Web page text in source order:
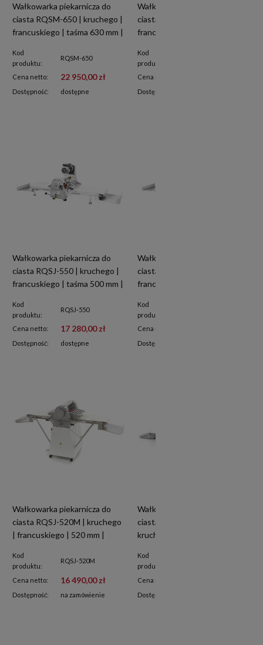
Wałkowarka piekarnicza do
ciasta RQSM-650 | kruchego |
francuskiego | taśma 630 mm |
Kod
produktu:
RQSM-650
Cena netto: 22 950,00 zł
Dostępność: dostępne
Wałkowarka piekarnicza do
ciasta RQSM-550 | kruchego |
francuskiego | taśma 500 mm |
Kod
produktu:
Cena netto:
Dostępność:
Wałkowarka piekarnicza do
ciasta RQSJ-550 | kruchego |
francuskiego | taśma 500 mm |
Kod
produktu:
RQSJ-550
Cena netto: 17 280,00 zł
Dostępność: dostępne
Wałkowarka piekarnicza do
ciasta RQSJ-400 | kruchego |
francuskiego | taśma 400 mm |
Kod
produktu:
Cena netto:
Dostępność:
Wałkowarka piekarnicza do
ciasta RQSJ-520M | kruchego
| francuskiego | 520 mm |
Kod
produktu:
RQSJ-520M
Cena netto: 16 490,00 zł
Dostępność: na zamówienie
Wałkowarka piekarnicza do
ciasta RQSJ-520M Banco |
kruchego | francuskiego | 520
Kod
produktu:
Cena netto:
Dostępność: